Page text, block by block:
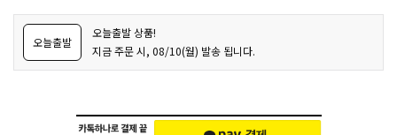
오늘출발
오늘출발 상품!
지금 주문 시, 08/10(월) 발송 됩니다.